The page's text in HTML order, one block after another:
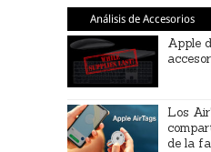
Análisis de Accesorios
Apple
Los
de la